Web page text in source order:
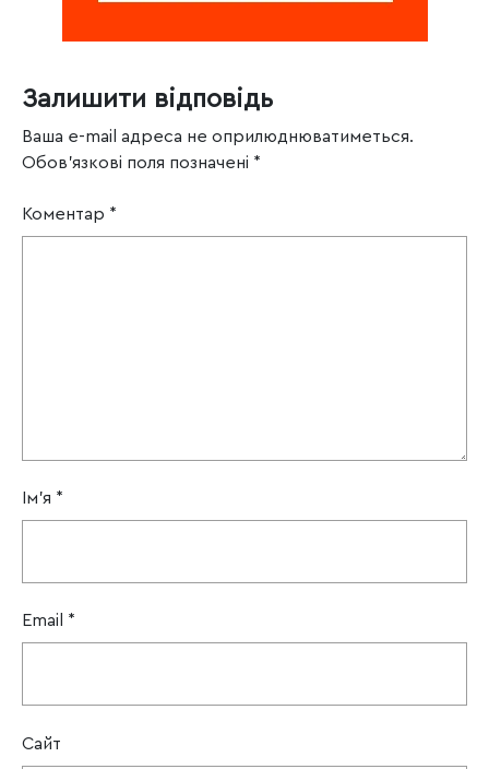
Залишити відповідь
Ваша e-mail адреса не оприлюднюватиметься.
Обов’язкові поля позначені *
Коментар *
Ім'я *
Email *
Сайт